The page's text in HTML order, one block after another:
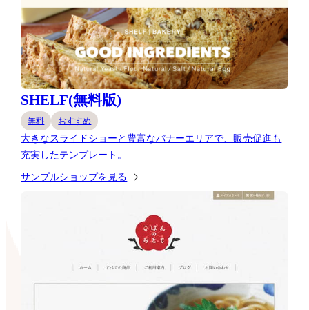
SHELF(無料版)
無料 おすすめ
大きなスライドショーと豊富なバナーエリアで、販売促進も
充実したテンプレート。
サンプルショップを見る